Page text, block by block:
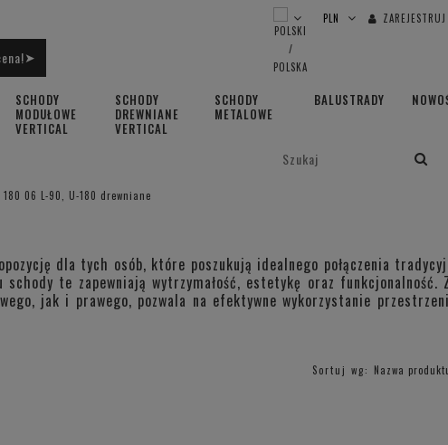
SCHODY
MODUŁOWE
VERTICAL
SCHODY
DREWNIANE
VERTICAL
SCHODY
METALOWE
BALUSTRADY
➤
180 06 L-90, U-180 drewniane
dla tych osób, które poszukują idealnego połączenia
te zapewniają wytrzymałość, estetykę oraz funkcjonalność.
jak i prawego, pozwala na efektywne wykorzystanie
Sortuj wg: Nazwa